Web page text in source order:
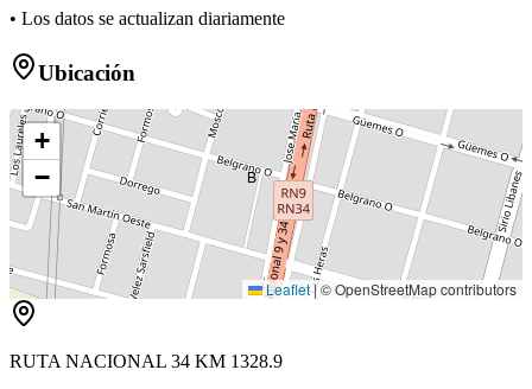
• Los datos se actualizan diariamente
Ubicación
B
+
−
Leaflet|© OpenStreetMap contributors
RUTA NACIONAL 34 KM 1328.9